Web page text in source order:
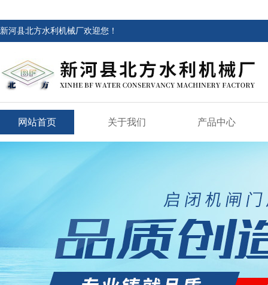
新河县北方水利机械厂欢迎您！
网站首页 关于我们 产品中心